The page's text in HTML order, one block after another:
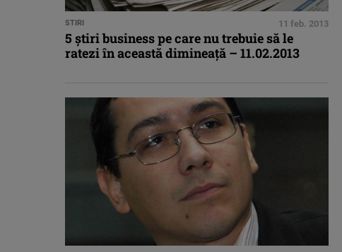
STIRI 11 feb. 2013
5 ştiri business pe care nu trebuie să le
ratezi în această dimineaţă – 11.02.2013